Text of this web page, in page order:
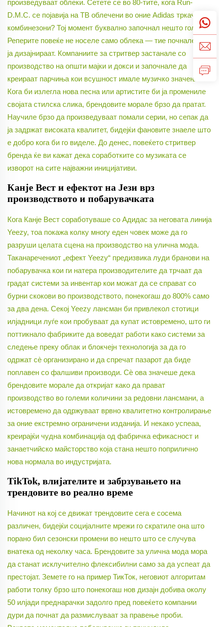
произведуваат облеки. Сетете се во 80-тите, кога Run-
D.M.C. се појавија на ТВ облечени во оние Adidas тркачки
комбинезони? Тој момент буквално започнал нешто големо.
Реперите повеќе не носеле само облека — тие почнале и да
ја дизајнираат. Компаниите за стритвер застанале со
производство на општи мајки и докси и започнале да
креираат парчиња кои всушност имале музичко значење.
Кога би излегла нова песна или артистите би ја промениле
својата стилска слика, брендовите морале брзо да пратат.
Научиле брзо да произведуваат помали серии, но сепак да
ја задржат високата квалитет, бидејќи фановите знаеле што
е добро кога би го виделе. До денес, повеќето стритвер
бренда ќе ви кажат дека соработките со музиката се
изворот на сите најважни иницијативи.
Канје Вест и ефектот на Јези врз
производството и побарувачката
Кога Канје Вест соработуваше со Адидас за неговата линија
Yeezy, тоа покажа колку многу еден човек може да го
разруши целата сцена на производство на улична мода.
Таканаречениот „ефект Yeezy“ предизвика луди бранови на
побарувачка кои ги натера производителите да трчаат да
градат системи за инвентар кои можат да се справат со
бурни скокови во производството, понекогаш до 800% само
за два дена. Секој Yeezy лансман би привлекол стотици
илјадници луѓе кои пробуваат да купат истовремено, што ги
поттикнало фабриките да воведат работи како системи за
следење преку облак и блокчејн технологија за да го
одржат сè организирано и да спречат пазарот да биде
поплавен со фалшиви производи. Сѐ ова значеше дека
брендовите морале да откријат како да прават
производство во големи количини за редовни лансмани, а
истовремено да одржуваат врвно квалитетно контролирање
за оние екстремно ограничени изданија. И некако успеаа,
креирајќи чудна комбинација од фабричка ефикасност и
занаетчийско майсторство која стана нешто поприлично
нова нормала во индустријата.
TikTok, влијателите и забрзувањето на
трендовите во реално време
Начинот на кој се движат трендовите сега е сосема
различен, бидејќи социјалните мрежи го скратиле она што
порано бил сезонски промени во нешто што се случува
внатека од неколку часа. Брендовите за улична мода мора
да станат исклучително флексибилни само за да успеат да
престојат. Земете го на пример ТикТок, неговиот алгоритам
работи толку брзо што понекогаш нов дизајн добива околу
50 илјади преднарачки задолго пред повеќето компании
дури да почнат да размислуваат за правење проби.